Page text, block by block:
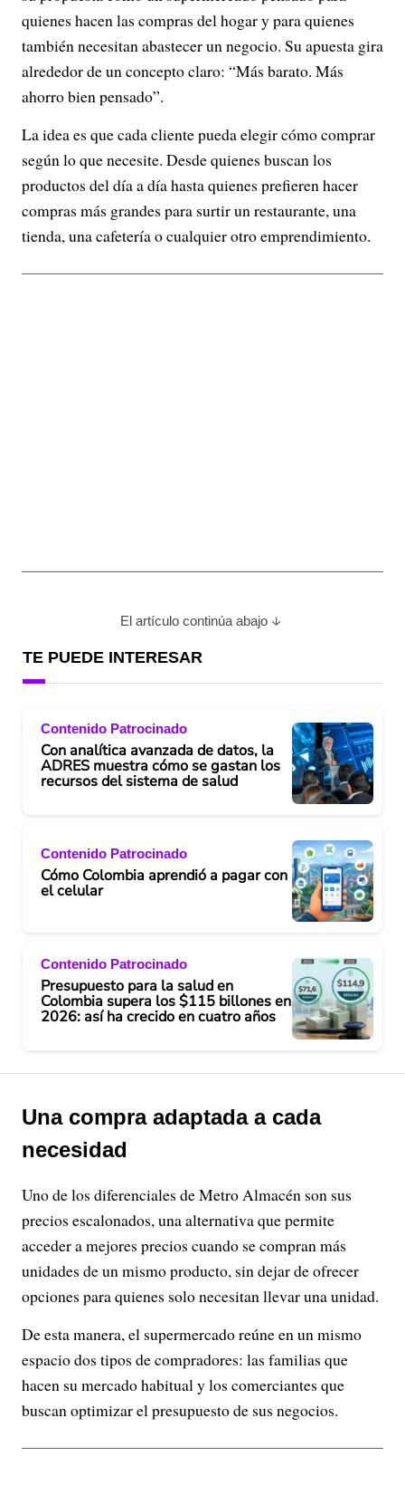
quienes hacen las compras del hogar y para quienes
también necesitan abastecer un negocio. Su apuesta gira
alrededor de un concepto claro: “Más barato. Más
ahorro bien pensado”.
La idea es que cada cliente pueda elegir cómo comprar
según lo que necesite. Desde quienes buscan los
productos del día a día hasta quienes prefieren hacer
compras más grandes para surtir un restaurante, una
tienda, una cafetería o cualquier otro emprendimiento.
El artículo continúa abajo
TE PUEDE INTERESAR
Contenido Patrocinado
Con analítica avanzada de datos, la
ADRES muestra cómo se gastan los
recursos del sistema de salud
Contenido Patrocinado
Cómo Colombia aprendió a pagar con
el celular
Contenido Patrocinado
Presupuesto para la salud en
Colombia supera los $115 billones en
2026: así ha crecido en cuatro años
Una compra adaptada a cada
necesidad
Uno de los diferenciales de Metro Almacén son sus
precios escalonados, una alternativa que permite
acceder a mejores precios cuando se compran más
unidades de un mismo producto, sin dejar de ofrecer
opciones para quienes solo necesitan llevar una unidad.
De esta manera, el supermercado reúne en un mismo
espacio dos tipos de compradores: las familias que
hacen su mercado habitual y los comerciantes que
buscan optimizar el presupuesto de sus negocios.